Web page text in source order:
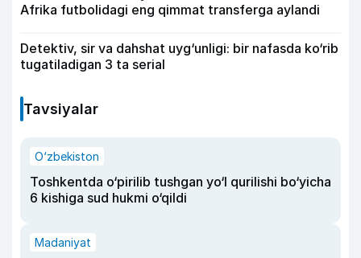
Afrika futbolidagi eng qimmat transferga aylandi
Detektiv, sir va dahshat uyg‘unligi: bir nafasda ko‘rib
tugatiladigan 3 ta serial
Tavsiyalar
O‘zbekiston
Toshkentda o‘pirilib tushgan yo‘l qurilishi bo‘yicha
6 kishiga sud hukmi o‘qildi
Madaniyat